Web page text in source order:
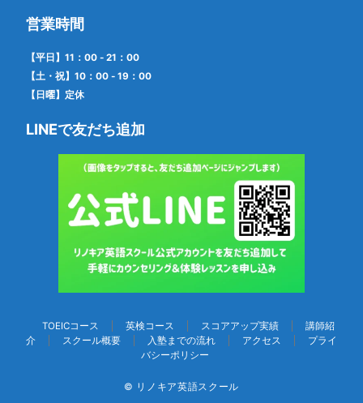
営業時間
【平日】11：00 - 21：00
【土・祝】10：00 - 19：00
【日曜】定休
LINEで友だち追加
TOEICコース 英検コース スコアアップ実績
講師紹
介
スクール概要 入塾までの流れ アクセス
プライ
バシーポリシー
© リノキア英語スクール